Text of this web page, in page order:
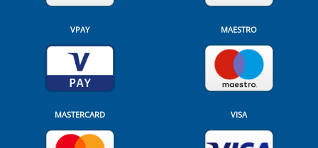
VPAY MAESTRO
MASTERCARD VISA